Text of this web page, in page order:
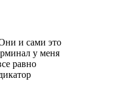
и сами это
у меня
равно